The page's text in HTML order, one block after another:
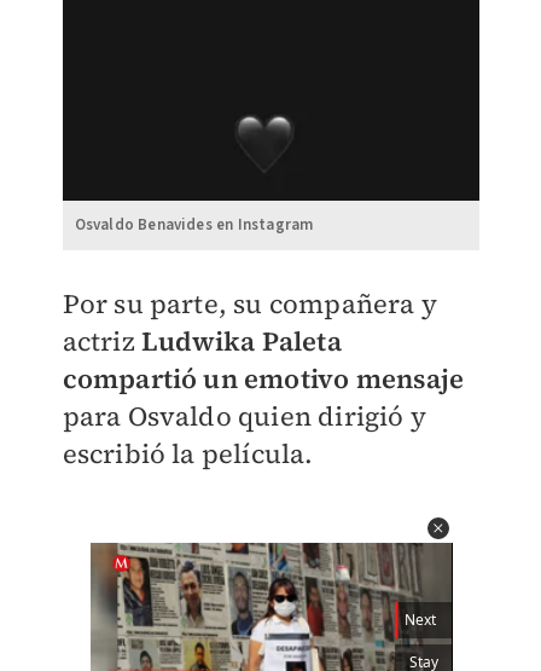
Osvaldo Benavides en Instagram
Por su parte, su compañera y
actriz Ludwika Paleta
compartió un emotivo mensaje
para Osvaldo quien dirigió y
escribió la película.